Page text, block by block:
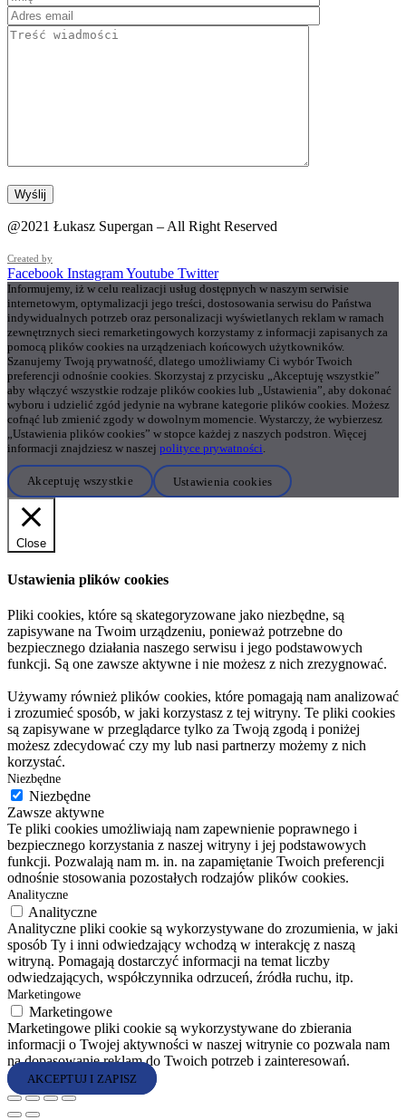
@2021 Łukasz Supergan – All Right Reserved
Created by
Facebook InstagramYoutube Twitter
Informujemy, iż w celu realizacji usług dostępnych w naszym serwisie
internetowym, optymalizacji jego treści, dostosowania serwisu do Państwa
indywidualnych potrzeb oraz personalizacji wyświetlanych reklam w ramach
zewnętrznych sieci remarketingowych korzystamy z informacji zapisanych za
pomocą plików cookies na urządzeniach końcowych użytkowników.
Szanujemy Twoją prywatność, dlatego umożliwiamy Ci wybór Twoich
preferencji odnośnie cookies. Skorzystaj z przycisku „Akceptuję wszystkie”
aby włączyć wszystkie rodzaje plików cookies lub „Ustawienia”, aby dokonać
wyboru i udzielić zgód jedynie na wybrane kategorie plików cookies. Możesz
cofnąć lub zmienić zgody w dowolnym momencie. Wystarczy, że wybierzesz
„Ustawienia plików cookies” w stopce każdej z naszych podstron. Więcej
informacji znajdziesz w naszej polityce prywatności
Akceptuję wszystkie Ustawienia cookies
Close
Ustawienia plików cookies
Pliki cookies, które są skategoryzowane jako niezbędne, są
zapisywane na Twoim urządzeniu, ponieważ potrzebne do
bezpiecznego działania naszego serwisu i jego podstawowych
funkcji. Są one zawsze aktywne i nie możesz z nich zrezygnować.
Używamy również plików cookies, które pomagają nam analizować
i zrozumieć sposób, w jaki korzystasz z tej witryny. Te pliki cookies
są zapisywane w przeglądarce tylko za Twoją zgodą i poniżej
możesz zdecydować czy my lub nasi partnerzy możemy z nich
korzystać.
Niezbędne
Niezbędne
Zawsze aktywne
Te pliki cookies umożliwiają nam zapewnienie poprawnego i
bezpiecznego korzystania z naszej witryny i jej podstawowych
funkcji. Pozwalają nam m. in. na zapamiętanie Twoich preferencji
odnośnie stosowania pozostałych rodzajów plików cookies.
Analityczne
Analityczne
Analityczne pliki cookie są wykorzystywane do zrozumienia, w jaki
sposób Ty i inni odwiedzający wchodzą w interakcję z naszą
witryną. Pomagają dostarczyć informacji na temat liczby
odwiedzających, współczynnika odrzuceń, źródła ruchu, itp.
Marketingowe
Marketingowe
Marketingowe pliki cookie są wykorzystywane do zbierania
informacji o Twojej aktywności w naszej witrynie co pozwala nam
na dopasowanie reklam do Twoich potrzeb i zainteresowań.
AKCEPTUJ I ZAPISZ